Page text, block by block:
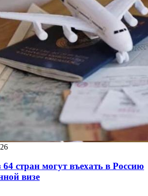
стран могут въехать в Россию
визе